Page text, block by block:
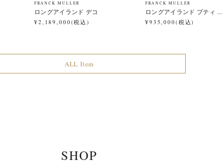
FRANCK MULLER
ロングアイランド デコ
¥2,189,000(税込)
FRANCK MULLER
ロングアイランド プティ ...
¥935,000(税込)
ALL Item
SHOP